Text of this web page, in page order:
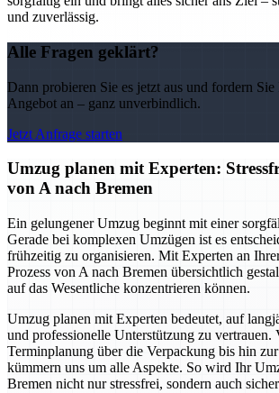
und zuverlässig.
Alle Fragen geklärt?
Dann probieren Sie es jetzt aus und fordern
Angebot an – ganz unverbindlich.
Jetzt Anfrage starten
Umzug planen mit Experten:
von A nach Bremen
Ein gelungener Umzug beginnt mit einer
Gerade bei komplexen Umzügen ist es
frühzeitig zu organisieren. Mit Experten an
Prozess von A nach Bremen übersichtlich
auf das Wesentliche konzentrieren können.
Umzug planen mit Experten bedeutet, auf
und professionelle Unterstützung zu vertrauen.
Terminplanung über die Verpackung bis hin
kümmern uns um alle Aspekte. So wird Ihr
Bremen nicht nur stressfrei, sondern auch